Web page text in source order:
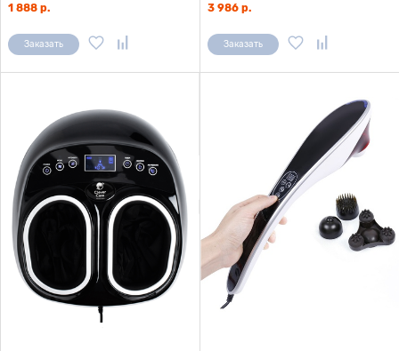
1 888 р.
Заказать
3 986 р.
Заказать